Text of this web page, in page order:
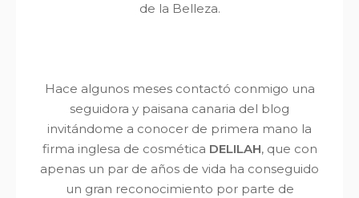
de la Belleza.
Hace algunos meses contactó conmigo una
seguidora y paisana canaria del blog
invitándome a conocer de primera mano la
firma inglesa de cosmética DELILAH, que con
apenas un par de años de vida ha conseguido
un gran reconocimiento por parte de